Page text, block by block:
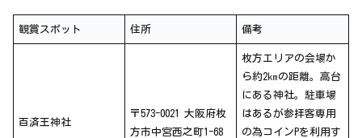
観賞スポット 住所 備考
百済王神社
〒573-0021 大阪府枚
方市中宮西之町1-68
枚方エリアの会場か
ら約2㎞の距離。高台
にある神社。駐車場
はあるが参拝客専用
の為コインPを利用す